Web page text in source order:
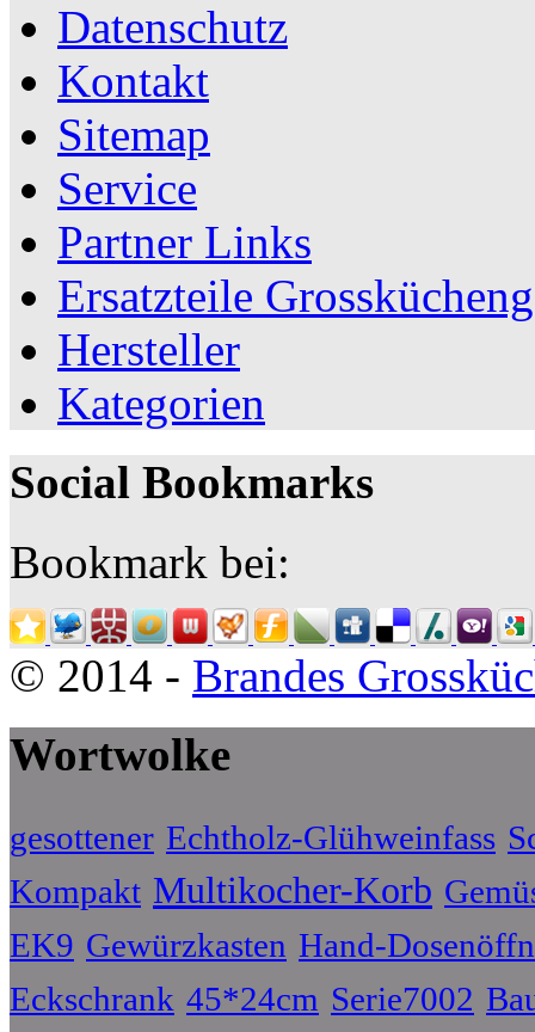
Datenschutz
Kontakt
Sitemap
Service
Partner Links
Ersatzteile
Hersteller
Kategorien
Social Bookmarks
Bookmark bei:
© 2014 - Brandes
Wortwolke
gesottener Echtholz-Glühweinfass
Kompakt Multikocher-Korb
EK9 Gewürzkasten Hand-
Eckschrank 45*24cm Serie7002